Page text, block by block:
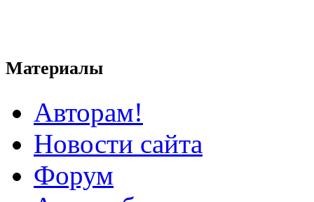
Материалы
Авторам!
Новости сайта
Форум